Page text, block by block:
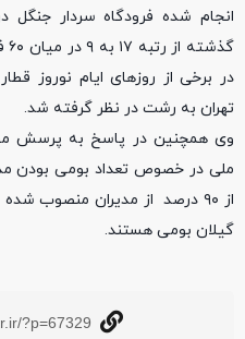
انجام شده فرودگاه سردار
در برخی از روزهای ایام نوروز
تهران به رشت در نظر گرفته شد.
وی همچنین در پاسخ به پرسش
ملی در خصوص تعداد بومی بودن
از ۹۰ درصد از مدیران منصوب
گیلان بومی هستند.
?p=67329